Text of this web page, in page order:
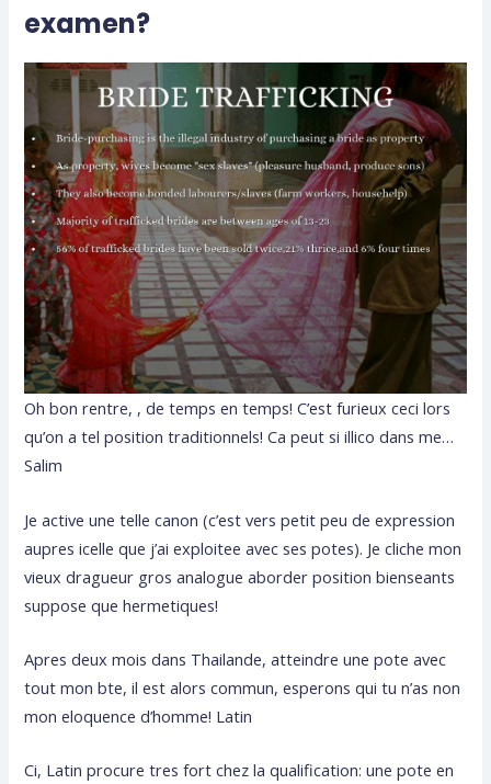
examen?
Oh bon rentre, , de temps en temps! C’est furieux ceci lors
qu’on a tel position traditionnels! Ca peut si illico dans me…
Salim
Je active une telle canon (c’est vers petit peu de expression
aupres icelle que j’ai exploitee avec ses potes). Je cliche mon
vieux dragueur gros analogue aborder position bienseants
suppose que hermetiques!
Apres deux mois dans Thailande, atteindre une pote avec
tout mon bte, il est alors commun, esperons qui tu n’as non
mon eloquence d’homme! Latin
Ci, Latin procure tres fort chez la qualification: une pote en